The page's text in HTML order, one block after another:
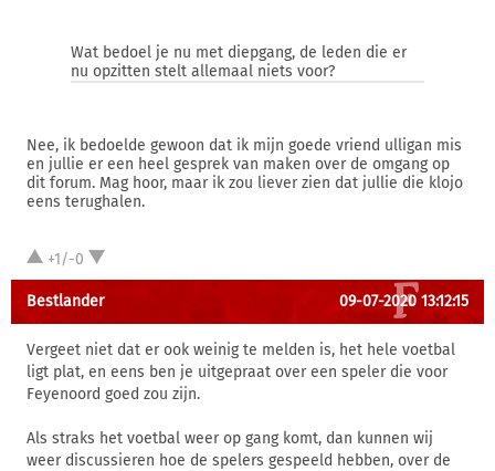
Wat bedoel je nu met diepgang, de leden die er
nu opzitten stelt allemaal niets voor?
Nee, ik bedoelde gewoon dat ik mijn goede vriend ulligan mis
en jullie er een heel gesprek van maken over de omgang op
dit forum. Mag hoor, maar ik zou liever zien dat jullie die klojo
eens terughalen.
+1/-0
Bestlander 09-07-2020 13:12:15
Vergeet niet dat er ook weinig te melden is, het hele voetbal
ligt plat, en eens ben je uitgepraat over een speler die voor
Feyenoord goed zou zijn.
Als straks het voetbal weer op gang komt, dan kunnen wij
weer discussieren hoe de spelers gespeeld hebben, over de